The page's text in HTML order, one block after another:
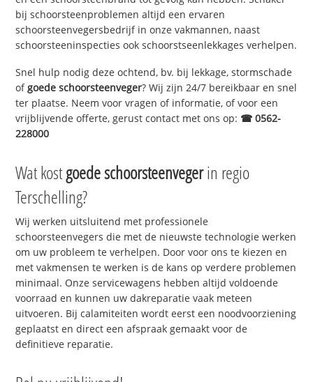
bij schoorsteenproblemen altijd een ervaren
schoorsteenvegersbedrijf in onze vakmannen, naast
schoorsteeninspecties ook schoorstseenlekkages verhelpen.
Snel hulp nodig deze ochtend, bv. bij lekkage, stormschade
ofgoede schoorsteenveger? Wij zijn 24/7 bereikbaar en snel
ter plaatse. Neem voor vragen of informatie, of voor een
vrijblijvende offerte, gerust contact met ons op: ☎ 0562-
228000
Wat kostgoede schoorsteenvegerin regio
Terschelling?
Wij werken uitsluitend met professionele
schoorsteenvegers die met de nieuwste technologie werken
om uw probleem te verhelpen. Door voor ons te kiezen en
met vakmensen te werken is de kans op verdere problemen
minimaal. Onze servicewagens hebben altijd voldoende
voorraad en kunnen uw dakreparatie vaak meteen
uitvoeren. Bij calamiteiten wordt eerst een noodvoorziening
geplaatst en direct een afspraak gemaakt voor de
definitieve reparatie.